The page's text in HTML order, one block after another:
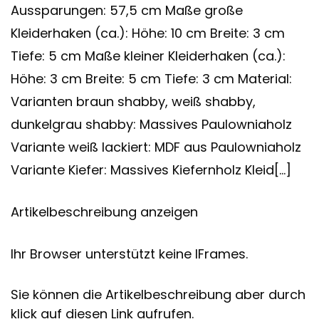
Aussparungen: 57,5 cm Maße große
Kleiderhaken (ca.): Höhe: 10 cm Breite: 3 cm
Tiefe: 5 cm Maße kleiner Kleiderhaken (ca.):
Höhe: 3 cm Breite: 5 cm Tiefe: 3 cm Material:
Varianten braun shabby, weiß shabby,
dunkelgrau shabby: Massives Paulowniaholz
Variante weiß lackiert: MDF aus Paulowniaholz
Variante Kiefer: Massives Kiefernholz Kleid[…]
Artikelbeschreibung anzeigen
Ihr Browser unterstützt keine IFrames.
Sie können die Artikelbeschreibung aber durch
klick auf diesen Link aufrufen.